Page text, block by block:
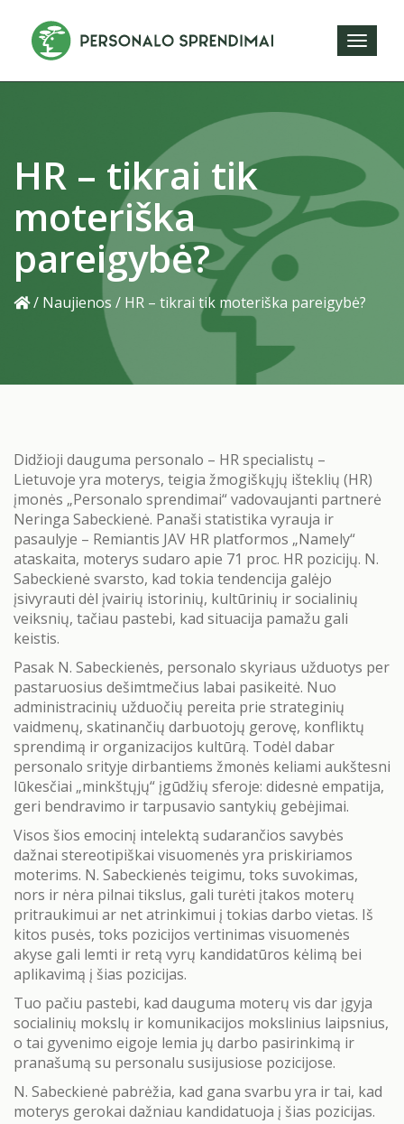
Toggle
HR – tikrai tik
moteriška
pareigybė?
/ Naujienos / HR – tikrai tik moteriška pareigybė?
Didžioji dauguma personalo – HR specialistų –
Lietuvoje yra moterys, teigia žmogiškųjų išteklių (HR)
įmonės „Personalo sprendimai“ vadovaujanti partnerė
Neringa Sabeckienė. Panaši statistika vyrauja ir
pasaulyje – Remiantis JAV HR platformos „Namely“
ataskaita, moterys sudaro apie 71 proc. HR pozicijų. N.
Sabeckienė svarsto, kad tokia tendencija galėjo
įsivyrauti dėl įvairių istorinių, kultūrinių ir socialinių
veiksnių, tačiau pastebi, kad situacija pamažu gali
keistis.
Pasak N. Sabeckienės, personalo skyriaus užduotys per
pastaruosius dešimtmečius labai pasikeitė. Nuo
administracinių užduočių pereita prie strateginių
vaidmenų, skatinančių darbuotojų gerovę, konfliktų
sprendimą ir organizacijos kultūrą. Todėl dabar
personalo srityje dirbantiems žmonės keliami aukštesni
lūkesčiai „minkštųjų“ įgūdžių sferoje: didesnė empatija,
geri bendravimo ir tarpusavio santykių gebėjimai.
Visos šios emocinį intelektą sudarančios savybės
dažnai stereotipiškai visuomenės yra priskiriamos
moterims. N. Sabeckienės teigimu, toks suvokimas,
nors ir nėra pilnai tikslus, gali turėti įtakos moterų
pritraukimui ar net atrinkimui į tokias darbo vietas. Iš
kitos pusės, toks pozicijos vertinimas visuomenės
akyse gali lemti ir retą vyrų kandidatūros kėlimą bei
aplikavimą į šias pozicijas.
Tuo pačiu pastebi, kad dauguma moterų vis dar įgyja
socialinių mokslų ir komunikacijos mokslinius laipsnius,
o tai gyvenimo eigoje lemia jų darbo pasirinkimą ir
pranašumą su personalu susijusiose pozicijose.
N. Sabeckienė pabrėžia, kad gana svarbu yra ir tai, kad
moterys gerokai dažniau kandidatuoja į šias pozicijas.